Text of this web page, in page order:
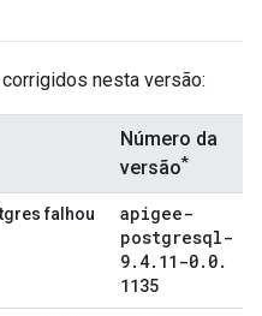
nesta versão:
Número da
versão*
falhou
apigee-
postgresql-
9. 4. 11-0. 0.
1135